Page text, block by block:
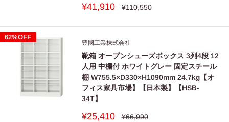
販
価
¥41,910
通
格
¥110,550
62%OFF
豊國工業株式会社
靴箱 オープンシューズボックス 3列4段 12
人用 中棚付 ホワイトグレー 固定スチール
棚 W755.5×D330×H1090mm 24.7kg【オ
フィス家具市場】【日本製】【HSB-
34T】
販
¥25,410
通
¥66,990